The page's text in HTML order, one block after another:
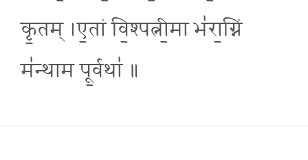
कृ॒तम् ।ए॒तां वि॒श्पत्नी॒मा भ॑रा॒ग्निं
म॑न्थाम पू॒र्वथा॑ ॥